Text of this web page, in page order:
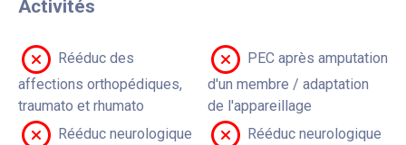
Activités
Rééduc des
affections orthopédiques,
traumato et rhumato
PEC après amputation
d'un membre / adaptation
de l'appareillage
Rééduc neurologique
Rééduc neurologique